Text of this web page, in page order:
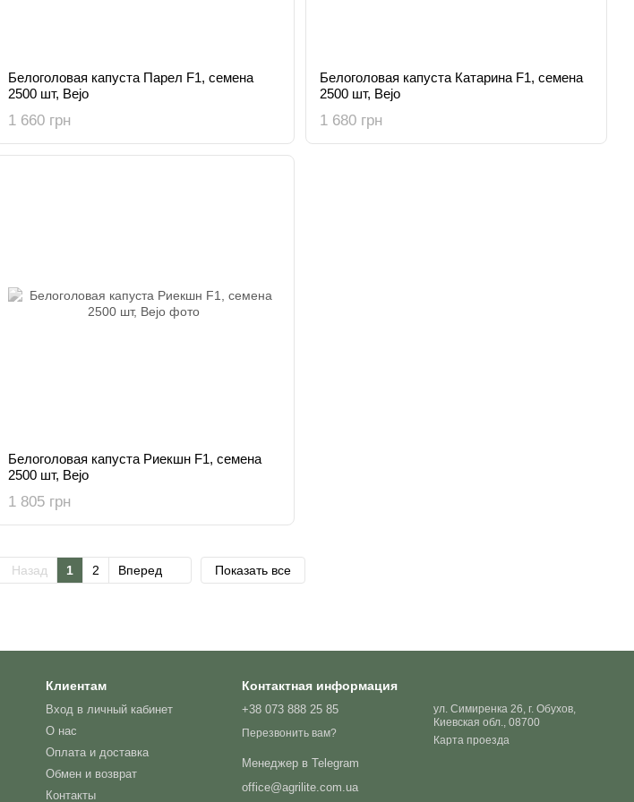
Белоголовая капуста Парел F1, семена
2500 шт, Bejo
1 660 грн
Белоголовая капуста Катарина F1, семена
2500 шт, Bejo
1 680 грн
Белоголовая капуста Риекшн F1, семена
2500 шт, Bejo
1 805 грн
Назад 1 2 Вперед Показать все
Клиентам
Вход в личный кабинет
О нас
Оплата и доставка
Обмен и возврат
Контакты
Контактная информация
+38 073 888 25 85
Перезвонить вам?
Менеджер в Telegram
office@agrilite.com.ua
ул. Симиренка 26, г. Обухов,
Киевская обл., 08700
Карта проезда